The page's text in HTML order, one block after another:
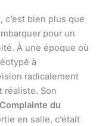
, c’est bien plus que
pour un
À une époque où
à
radicalement
réaliste. Son
du
en salle, c’était